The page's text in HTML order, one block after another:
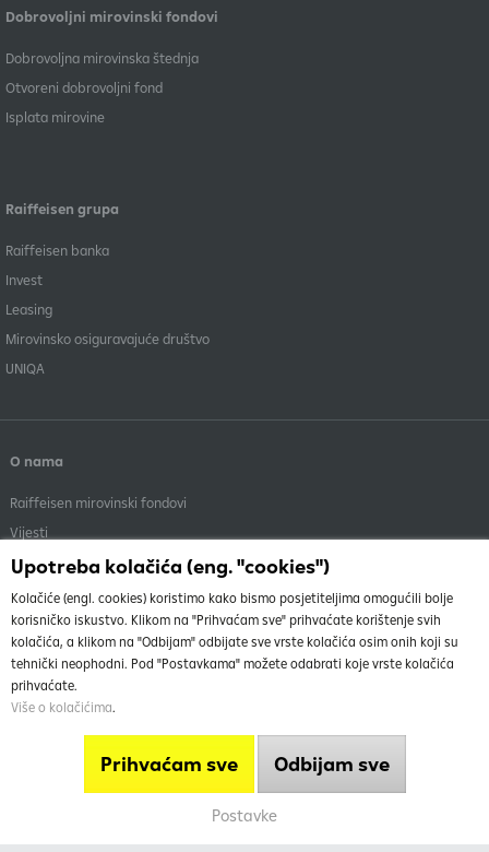
Upotreba kolačića (eng. "cookies")
Kolačiće (engl. cookies) koristimo kako bismo posjetiteljima omogućili bolje
korisničko iskustvo. Klikom na "Prihvaćam sve" prihvaćate korištenje svih
kolačića, a klikom na "Odbijam" odbijate sve vrste kolačića osim onih koji su
tehnički neophodni. Pod "Postavkama" možete odabrati koje vrste kolačića
prihvaćate.
Više o kolačićima.
Prihvaćam sve Odbijam sve
Postavke
Dobrovoljni mirovinski fondovi
Dobrovoljna mirovinska štednja
Otvoreni dobrovoljni fond
Isplata mirovine
Raiffeisen grupa
Raiffeisen banka
Invest
Leasing
Mirovinsko osiguravajuće društvo
UNIQA
O nama
Raiffeisen mirovinski fondovi
Vijesti
Menadžment
Dokumenti i objave
O nama
Uvjeti korištenja stranice